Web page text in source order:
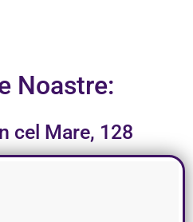
Noastre:
cel Mare, 128